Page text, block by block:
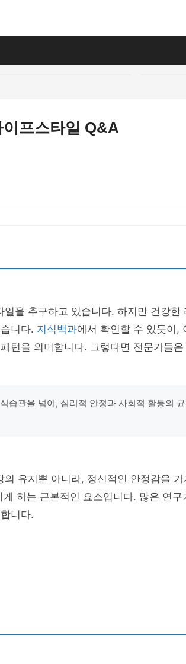
프스타일 Q&A
을 추구하고 있습니다. 하지만 건강한
니다. 지식백과에서 확인할 수 있듯이,
턴을 의미합니다. 그렇다면 전문가들은
습관을 넘어, 심리적 안정과 사회적 활동의
유지뿐 아니라, 정신적인 안정감을 가
하는 근본적인 요소입니다. 많은 연구
니다.